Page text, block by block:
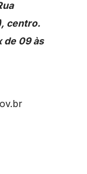
centro.
de 09 às